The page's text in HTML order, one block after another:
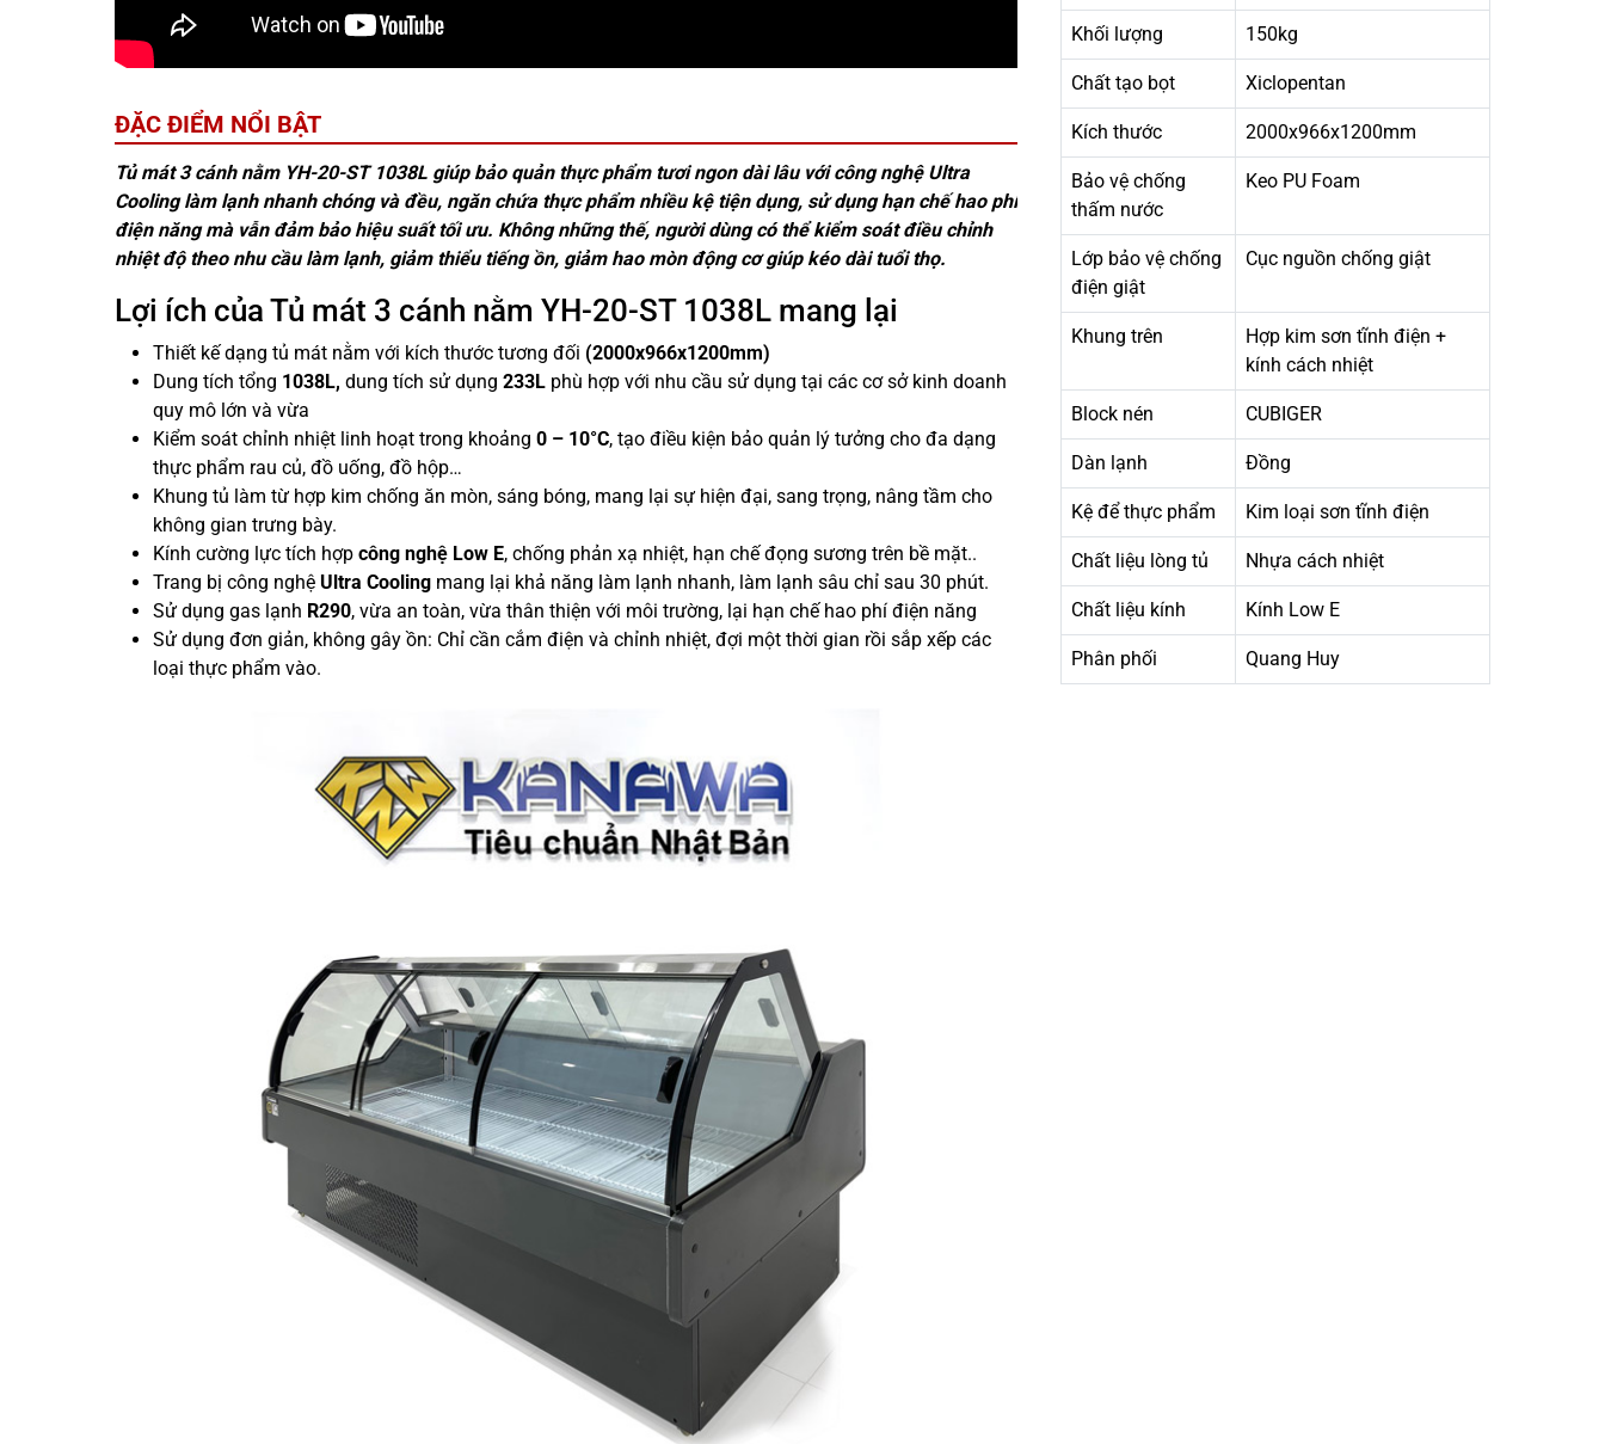
Khối lượng 150kg
Chất tạo bọt Xiclopentan
Kích thước 2000x966x1200mm
Bảo vệ chống
thấm nước
Keo PU Foam
Lớp bảo vệ chống
điện giật
Cục nguồn chống giật
Khung trên
Hợp kim sơn tĩnh điện +
kính cách nhiệt
Block nén CUBIGER
Dàn lạnh Đồng
Kệ để thực phẩm Kim loại sơn tĩnh điện
Chất liệu lòng tủ Nhựa cách nhiệt
Chất liệu kính Kính Low E
Phân phối Quang Huy
ĐẶC ĐIỂM NỔI BẬT
Tủ mát 3 cánh nằm YH-20-ST 1038L giúp bảo quản thực phẩm tươi ngon dài lâu với công nghệ Ultra
Cooling làm lạnh nhanh chóng và đều, ngăn chứa thực phẩm nhiều kệ tiện dụng, sử dụng hạn chế hao phí
điện năng mà vẫn đảm bảo hiệu suất tối ưu. Không những thế, người dùng có thể kiểm soát điều chỉnh
nhiệt độ theo nhu cầu làm lạnh, giảm thiểu tiếng ồn, giảm hao mòn động cơ giúp kéo dài tuổi thọ.
Lợi ích của Tủ mát 3 cánh nằm YH-20-ST 1038L mang lại
Thiết kế dạng tủ mát nằm với kích thước tương đối (2000x966x1200mm)
Dung tích tổng 1038L, dung tích sử dụng 233L phù hợp với nhu cầu sử dụng tại các cơ sở kinh doanh
quy mô lớn và vừa
Kiểm soát chỉnh nhiệt linh hoạt trong khoảng 0 – 10°C, tạo điều kiện bảo quản lý tưởng cho đa dạng
thực phẩm rau củ, đồ uống, đồ hộp…
Khung tủ làm từ hợp kim chống ăn mòn, sáng bóng, mang lại sự hiện đại, sang trọng, nâng tầm cho
không gian trưng bày.
Kính cường lực tích hợp công nghệ Low E, chống phản xạ nhiệt, hạn chế đọng sương trên bề mặt..
Trang bị công nghệ Ultra Cooling mang lại khả năng làm lạnh nhanh, làm lạnh sâu chỉ sau 30 phút.
Sử dụng gas lạnh R290, vừa an toàn, vừa thân thiện với môi trường, lại hạn chế hao phí điện năng
Sử dụng đơn giản, không gây ồn: Chỉ cần cắm điện và chỉnh nhiệt, đợi một thời gian rồi sắp xếp các
loại thực phẩm vào.